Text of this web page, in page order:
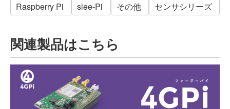
Raspberry Pi
slee-Pi その他 センサシリーズ
関連製品はこちら